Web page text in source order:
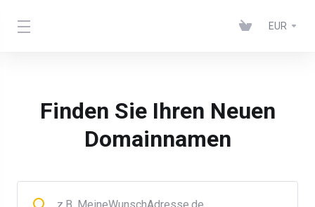
EUR
Finden Sie Ihren Neuen
Domainnamen